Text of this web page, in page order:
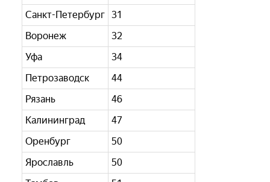
Санкт-Петербург 31
Воронеж
32
Уфа
34
Петрозаводск
44
Рязань
46
Калининград
47
Оренбург
50
Ярославль
50